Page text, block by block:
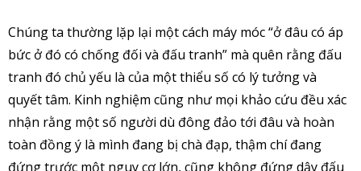
Chúng ta thường lặp lại một cách máy móc “ở đâu có áp
bức ở đó có chống đối và đấu tranh” mà quên rằng đấu
tranh đó chủ yếu là của một thiểu số có lý tưởng và
quyết tâm. Kinh nghiệm cũng như mọi khảo cứu đều xác
nhận rằng một số người dù đông đảo tới đâu và hoàn
toàn đồng ý là mình đang bị chà đạp, thậm chí đang
đứng trước một nguy cơ lớn, cũng không đứng dậy đấu